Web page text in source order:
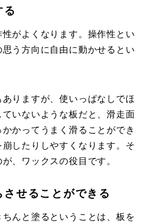
る
がよくなります。操作性とい
う方向に自由に動かせるとい
りますが、使いっぱなしでほ
いないような板だと、滑走面
かってうまく滑ることができ
したりしやすくなります。そ
、ワックスの役目です。
せることができる
んと塗るということは、板を